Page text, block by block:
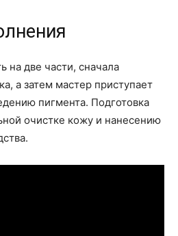
на две части, сначала
а затем мастер приступает
пигмента. Подготовка
очистке кожу и нанесению